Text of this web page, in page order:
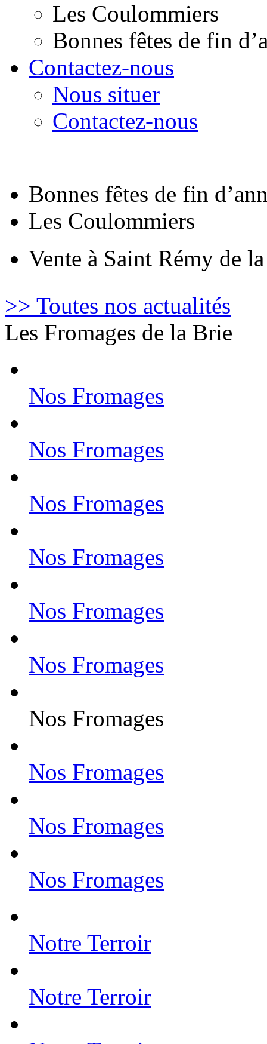
Les Coulommiers
Bonnes fêtes de fin
Contactez-nous
Nous situer
Contactez-nous
Bonnes fêtes de fin
Les Coulommiers
Vente à Saint Rémy de
>> Toutes nos actualités
Les Fromages de la Brie
Nos Fromages
Nos Fromages
Nos Fromages
Nos Fromages
Nos Fromages
Nos Fromages
Nos Fromages
Nos Fromages
Nos Fromages
Nos Fromages
Notre Terroir
Notre Terroir